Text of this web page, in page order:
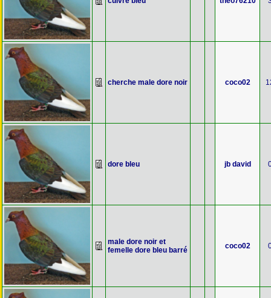
cherche male dore noir coco02
dore bleu jb david
male dore noir et
femelle dore bleu barré
coco02